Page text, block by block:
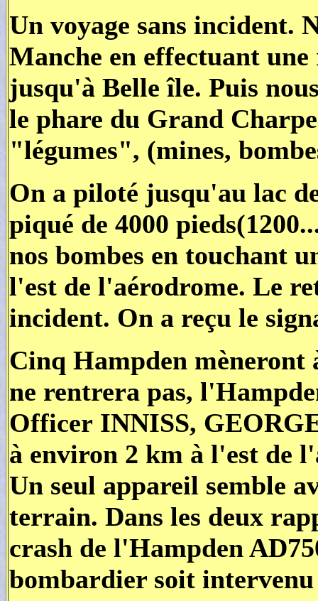
Un voyage sans incident.
Manche en effectuant une
jusqu'à Belle île. Puis
le phare du Grand
"légumes", (mines,
On a piloté jusqu'au lac
piqué de 4000
nos bombes en touchant
l'est de l'aérodrome. Le
incident. On a reçu le
Cinq Hampden mèneront
ne rentrera pas,
Officer INNISS,
à environ 2 km à l'est de
Un seul appareil semble
terrain. Dans les deux
crash de l'Hampden
bombardier soit